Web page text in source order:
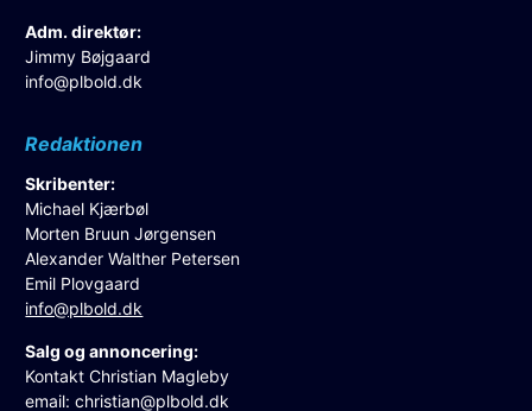
Adm. direktør:
Jimmy Bøjgaard
info@plbold.dk
Redaktionen
Skribenter:
Michael Kjærbøl
Morten Bruun Jørgensen
Alexander Walther Petersen
Emil Plovgaard
info@plbold.dk
Salg og annoncering:
Kontakt Christian Magleby
email:christian@plbold.dk